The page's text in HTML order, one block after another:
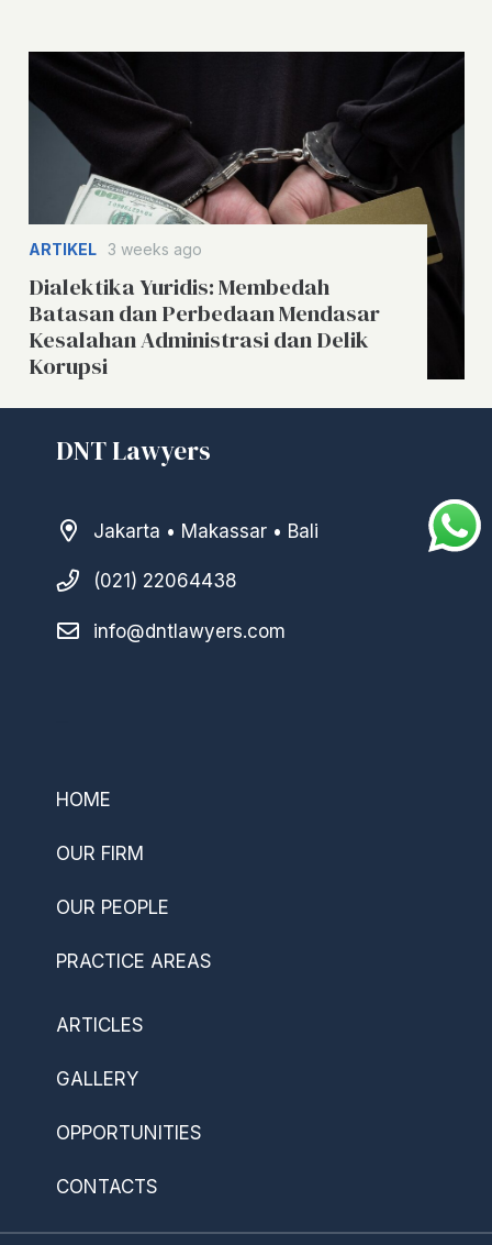
ARTIKEL 3 weeks ago
Dialektika Yuridis: Membedah
Batasan dan Perbedaan Mendasar
Kesalahan Administrasi dan Delik
Korupsi
DNT Lawyers
Jakarta • Makassar • Bali
(021) 22064438
info@dntlawyers.com
HOME
OUR FIRM
OUR PEOPLE
PRACTICE AREAS
ARTICLES
GALLERY
OPPORTUNITIES
CONTACTS